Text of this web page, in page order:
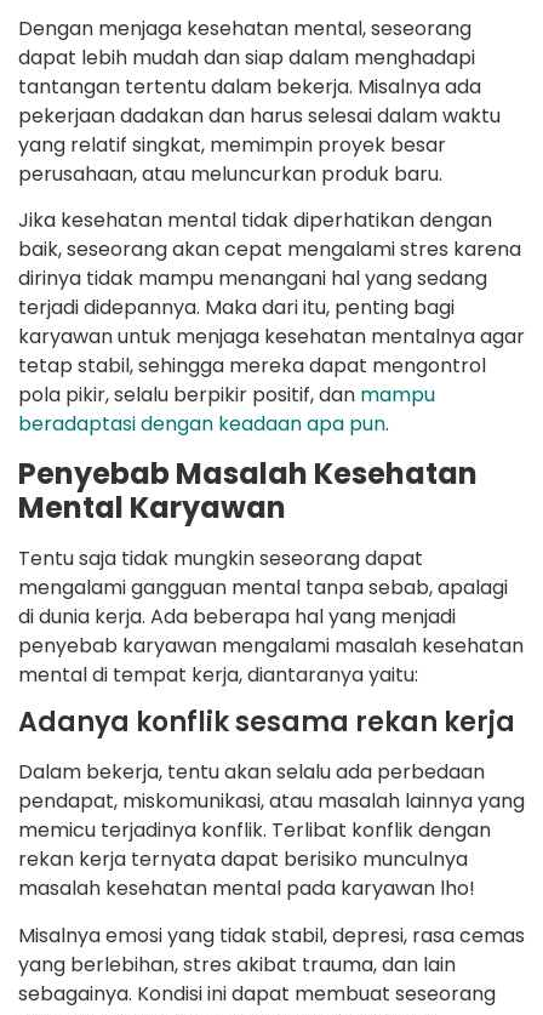
Dengan menjaga kesehatan mental, seseorang
dapat lebih mudah dan siap dalam menghadapi
tantangan tertentu dalam bekerja. Misalnya ada
pekerjaan dadakan dan harus selesai dalam waktu
yang relatif singkat, memimpin proyek besar
perusahaan, atau meluncurkan produk baru.
Jika kesehatan mental tidak diperhatikan dengan
baik, seseorang akan cepat mengalami stres karena
dirinya tidak mampu menangani hal yang sedang
terjadi didepannya. Maka dari itu, penting bagi
karyawan untuk menjaga kesehatan mentalnya agar
tetap stabil, sehingga mereka dapat mengontrol
pola pikir, selalu berpikir positif, dan mampu
beradaptasi dengan keadaan apa pun.
Penyebab Masalah Kesehatan
Mental Karyawan
Tentu saja tidak mungkin seseorang dapat
mengalami gangguan mental tanpa sebab, apalagi
di dunia kerja. Ada beberapa hal yang menjadi
penyebab karyawan mengalami masalah kesehatan
mental di tempat kerja, diantaranya yaitu:
Adanya konflik sesama rekan kerja
Dalam bekerja, tentu akan selalu ada perbedaan
pendapat, miskomunikasi, atau masalah lainnya yang
memicu terjadinya konflik. Terlibat konflik dengan
rekan kerja ternyata dapat berisiko munculnya
masalah kesehatan mental pada karyawan lho!
Misalnya emosi yang tidak stabil, depresi, rasa cemas
yang berlebihan, stres akibat trauma, dan lain
sebagainya. Kondisi ini dapat membuat seseorang